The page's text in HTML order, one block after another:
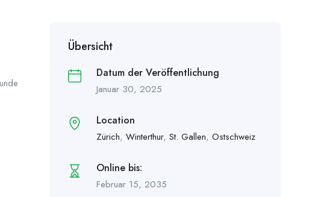
Übersicht
Datum der Veröffentlichung
Januar 30, 2025
Location
Zürich, Winterthur, St. Gallen, Ostschweiz
Online bis:
Februar 15, 2035